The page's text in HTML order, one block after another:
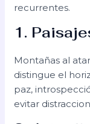
recurrentes.
1.
Montañas al
distingue el
paz,
evitar